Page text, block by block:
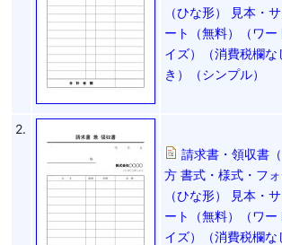
（ひな形） 見本・
ート（無料）（ワ
イズ）（消費税欄な
き）（シンプル）
2.
請求書・領収書
方 書式・様式・フ
（ひな形） 見本・
ート（無料）（ワ
イズ）（消費税欄な